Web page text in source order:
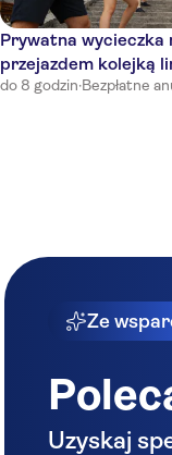
Prywatna wycieczka
przejazdem kolejką
muzyki na żywo
do 8 godzin·Bezpłatne
Ze
Uzyskaj